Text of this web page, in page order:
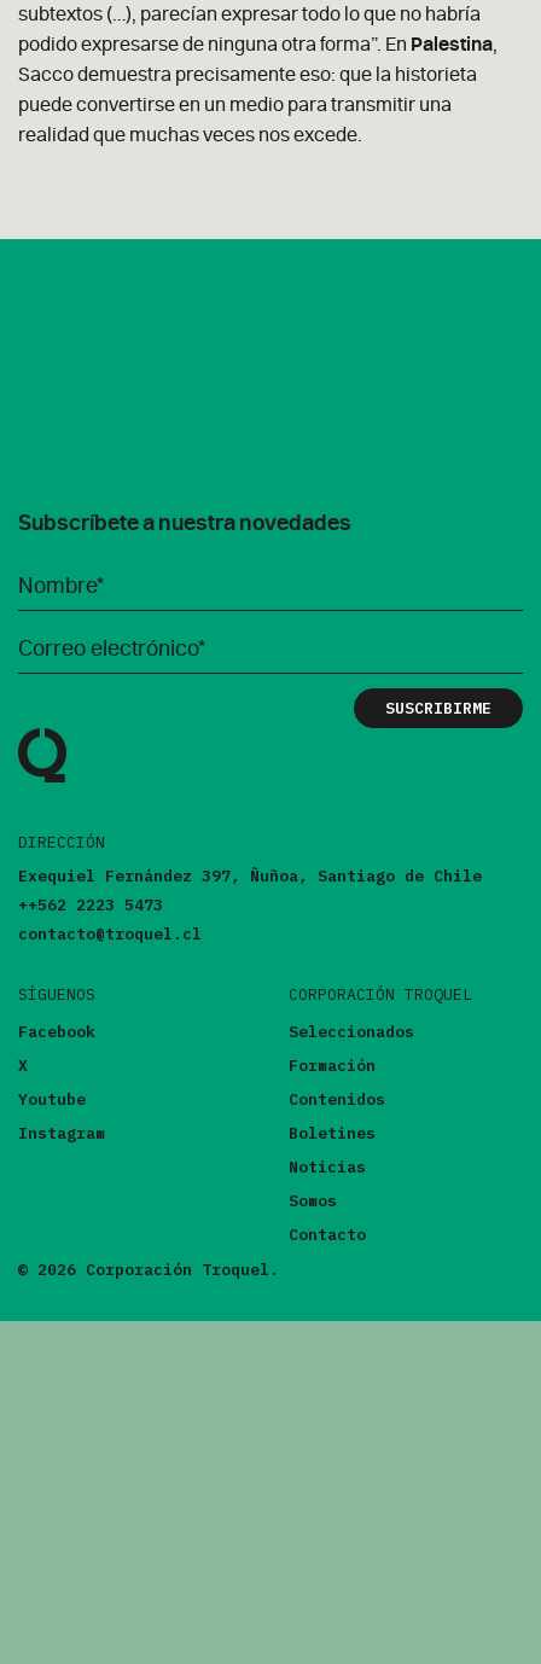
subtextos (…), parecían expresar todo lo que no habría
podido expresarse de ninguna otra forma”. En Palestina
Sacco demuestra precisamente eso: que la historieta
puede convertirse en un medio para transmitir una
realidad que muchas veces nos excede.
Subscríbete a nuestra novedades
DIRECCIÓN
Exequiel Fernández 397, Ñuñoa, Santiago de Chile
++562 2223 5473
contacto@troquel.cl
SÍGUENOS
Facebook
X
Youtube
Instagram
CORPORACIÓN TROQUEL
Seleccionados
Formación
Contenidos
Boletines
Noticias
Somos
Contacto
© 2026 Corporación Troquel.